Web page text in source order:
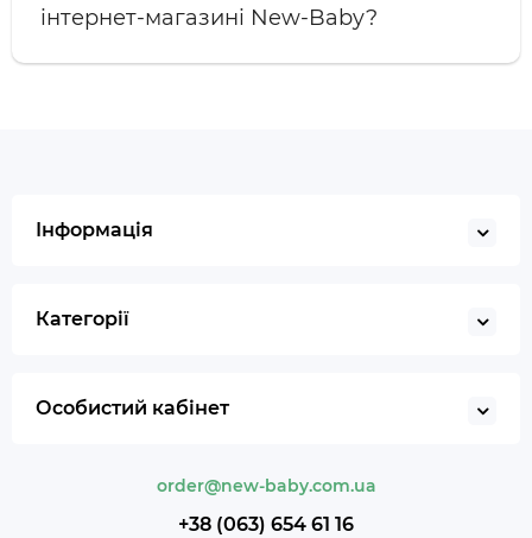
інтернет-магазині New-Baby?
Інформація
Категорії
Особистий кабінет
order@new-baby.com.ua
+38 (063) 654 61 16